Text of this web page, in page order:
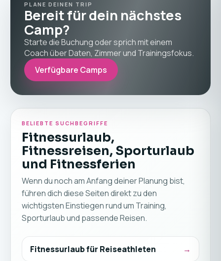
PLANE DEINEN TRIP
Bereit für dein nächstes
Camp?
Starte die Buchung oder sprich mit einem
Coach über Daten, Zimmer und Trainingsfokus.
Verfügbare Camps
BELIEBTE SUCHBEGRIFFE
Fitnessurlaub,
Fitnessreisen, Sporturlaub
und Fitnessferien
Wenn du noch am Anfang deiner Planung bist,
führen dich diese Seiten direkt zu den
wichtigsten Einstiegen rund um Training,
Sporturlaub und passende Reisen.
Fitnessurlaub für Reiseathleten